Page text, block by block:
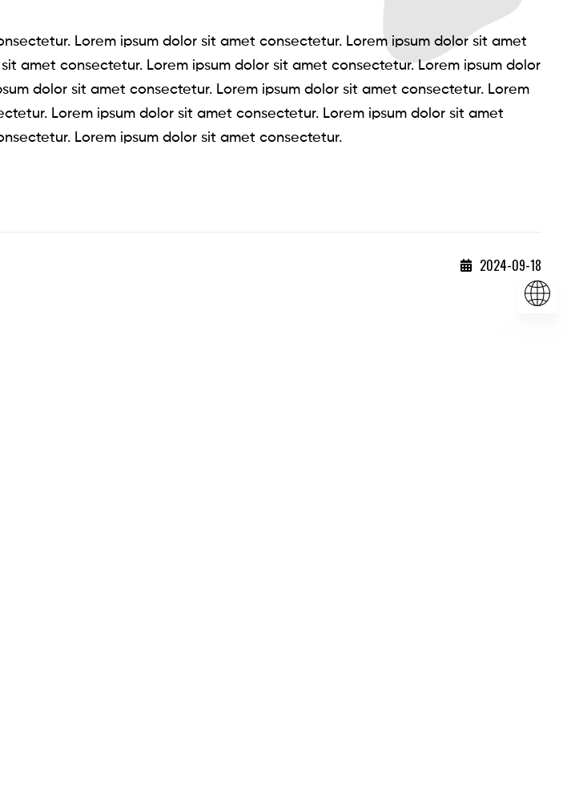
Lorem ipsum dolor sit amet consectetur. Lorem ipsum dolor sit amet
amet consectetur. Lorem ipsum dolor sit amet consectetur. Lorem ipsum dolor
dolor sit amet consectetur. Lorem ipsum dolor sit amet consectetur. Lorem
Lorem ipsum dolor sit amet consectetur. Lorem ipsum dolor sit amet
Lorem ipsum dolor sit amet consectetur.
2024-09-18